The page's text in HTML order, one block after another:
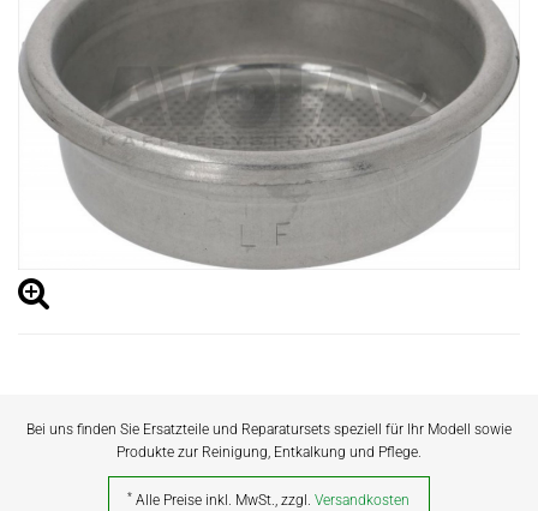
Bei uns finden Sie Ersatzteile und Reparatursets speziell für Ihr Modell sowie
Produkte zur Reinigung, Entkalkung und Pflege.
* Alle Preise inkl. MwSt., zzgl.Versandkosten